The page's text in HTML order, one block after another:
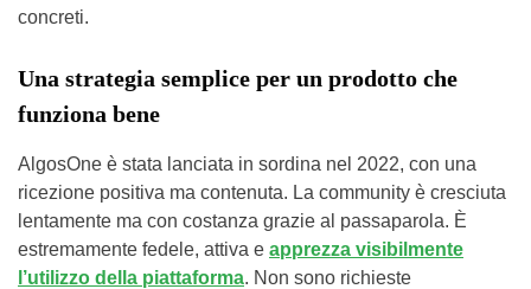
concreti.
Una strategia semplice per un prodotto che
funziona bene
AlgosOne è stata lanciata in sordina nel 2022, con una
ricezione positiva ma contenuta. La community è cresciuta
lentamente ma con costanza grazie al passaparola. È
estremamente fedele, attiva e apprezza visibilmente
l’utilizzo della piattaforma. Non sono richieste